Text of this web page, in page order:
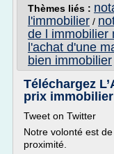
Thèmes liés :
l'immobilier /
de l immobilier
l'achat d'une
bien immobilier
Téléchargez
prix immobilier
Tweet on Twitter
Notre volonté est
proximité.